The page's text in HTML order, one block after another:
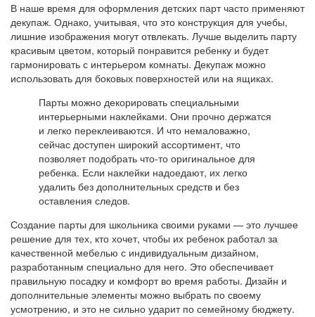
В наше время для оформления детских парт часто применяют
декупаж. Однако, учитывая, что это конструкция для учебы,
лишние изображения могут отвлекать. Лучше выделить парту
красивым цветом, который понравится ребенку и будет
гармонировать с интерьером комнаты. Декупаж можно
использовать для боковых поверхностей или на ящиках.
Парты можно декорировать специальными
интерьерными наклейками. Они прочно держатся
и легко переклеиваются. И что немаловажно,
сейчас доступен широкий ассортимент, что
позволяет подобрать что-то оригинальное для
ребенка. Если наклейки надоедают, их легко
удалить без дополнительных средств и без
оставления следов.
Создание парты для школьника своими руками — это лучшее
решение для тех, кто хочет, чтобы их ребенок работал за
качественной мебелью с индивидуальным дизайном,
разработанным специально для него. Это обеспечивает
правильную посадку и комфорт во время работы. Дизайн и
дополнительные элементы можно выбрать по своему
усмотрению, и это не сильно ударит по семейному бюджету.